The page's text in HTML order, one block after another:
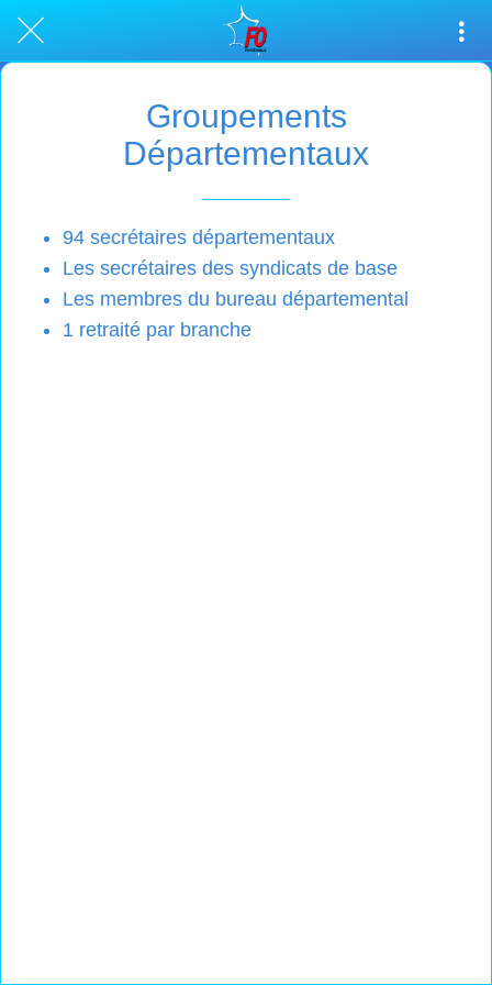
Groupements
Départementaux
94 secrétaires départementaux
Les secrétaires des syndicats de base
Les membres du bureau départemental
1 retraité par branche